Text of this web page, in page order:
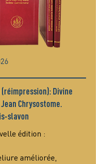
Divine
Chrysostome.
slavon
édition :
améliorée,